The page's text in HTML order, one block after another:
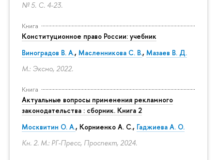
№ 5. С. 4-23.
Книга
Конституционное право России: учебник
Виноградов В. А., Масленникова С. В., Мазаев В. Д.
М.: Эксмо, 2022.
Книга
Актуальные вопросы применения рекламного
законодательства : сборник. Книга 2
Москвитин О. А., Корниенко А. С., Гаджиева А. О.
Кн. 2. М.: РГ-Пресс, Проспект, 2024.